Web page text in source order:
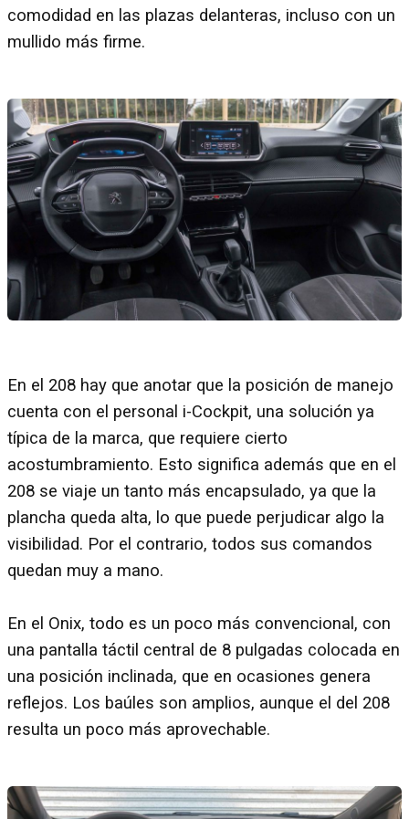
comodidad en las plazas delanteras, incluso con un
mullido más firme.
En el 208 hay que anotar que la posición de manejo
cuenta con el personal i-Cockpit, una solución ya
típica de la marca, que requiere cierto
acostumbramiento. Esto significa además que en el
208 se viaje un tanto más encapsulado, ya que la
plancha queda alta, lo que puede perjudicar algo la
visibilidad. Por el contrario, todos sus comandos
quedan muy a mano.
En el Onix, todo es un poco más convencional, con
una pantalla táctil central de 8 pulgadas colocada en
una posición inclinada, que en ocasiones genera
reflejos. Los baúles son amplios, aunque el del 208
resulta un poco más aprovechable.